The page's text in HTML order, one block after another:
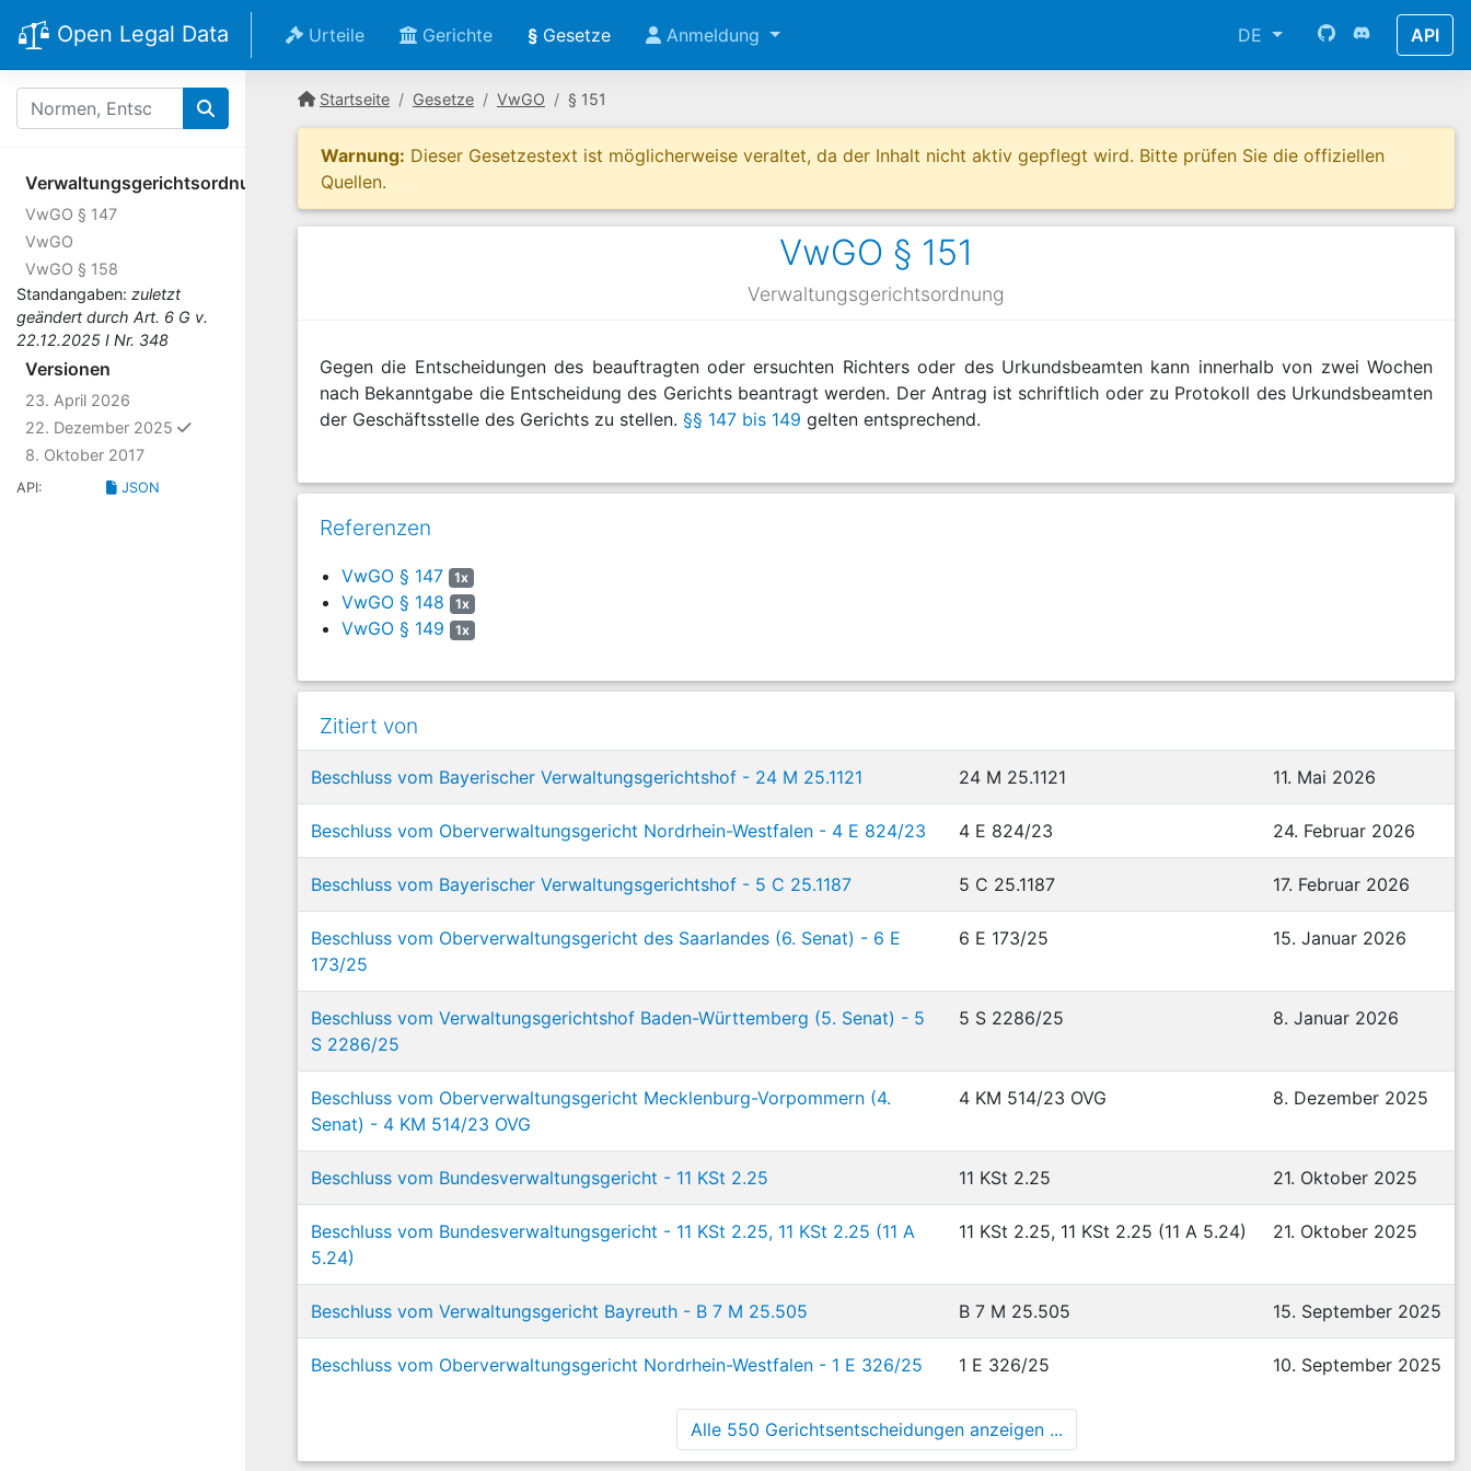
Open Legal Data Urteile Gerichte § Gesetze Anmeldung DE API
Verwaltungsgerichtsordnung
VwGO § 147
VwGO
VwGO § 158
Standangaben: zuletzt
geändert durch Art. 6 G v.
22.12.2025 I Nr. 348
Versionen
23. April 2026
22. Dezember 2025
ausgewählt
8. Oktober 2017
API: JSON
Startseite Gesetze VwGO § 151
Warnung: Dieser Gesetzestext ist möglicherweise veraltet, da der Inhalt nicht aktiv gepflegt wird. Bitte prüfen Sie die offiziellen
Quellen.
VwGO § 151
Verwaltungsgerichtsordnung
Gegen die Entscheidungen des beauftragten oder ersuchten Richters oder des Urkundsbeamten kann innerhalb von zwei Wochen
nach Bekanntgabe die Entscheidung des Gerichts beantragt werden. Der Antrag ist schriftlich oder zu Protokoll des Urkundsbeamten
der Geschäftsstelle des Gerichts zu stellen. §§ 147 bis 149 gelten entsprechend.
Referenzen
VwGO § 147 1x
VwGO § 148 1x
VwGO § 149 1x
Zitiert von
Beschluss vom Bayerischer Verwaltungsgerichtshof - 24 M 25.1121 24 M 25.1121 11. Mai 2026
Beschluss vom Oberverwaltungsgericht Nordrhein-Westfalen - 4 E 824/23 4 E 824/23 24. Februar 2026
Beschluss vom Bayerischer Verwaltungsgerichtshof - 5 C 25.1187 5 C 25.1187 17. Februar 2026
Beschluss vom Oberverwaltungsgericht des Saarlandes (6. Senat) - 6 E
173/25
6 E 173/25 15. Januar 2026
Beschluss vom Verwaltungsgerichtshof Baden-Württemberg (5. Senat) - 5
S 2286/25
5 S 2286/25 8. Januar 2026
Beschluss vom Oberverwaltungsgericht Mecklenburg-Vorpommern (4.
Senat) - 4 KM 514/23 OVG
4 KM 514/23 OVG 8. Dezember 2025
Beschluss vom Bundesverwaltungsgericht - 11 KSt 2.25 11 KSt 2.25 21. Oktober 2025
Beschluss vom Bundesverwaltungsgericht - 11 KSt 2.25, 11 KSt 2.25 (11 A
5.24)
11 KSt 2.25, 11 KSt 2.25 (11 A 5.24) 21. Oktober 2025
Beschluss vom Verwaltungsgericht Bayreuth - B 7 M 25.505 B 7 M 25.505 15. September 2025
Beschluss vom Oberverwaltungsgericht Nordrhein-Westfalen - 1 E 326/25 1 E 326/25 10. September 2025
Alle 550 Gerichtsentscheidungen anzeigen ...